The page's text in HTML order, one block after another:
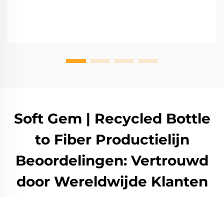
Soft Gem | Recycled Bottle
to Fiber Productielijn
Beoordelingen: Vertrouwd
door Wereldwijde Klanten